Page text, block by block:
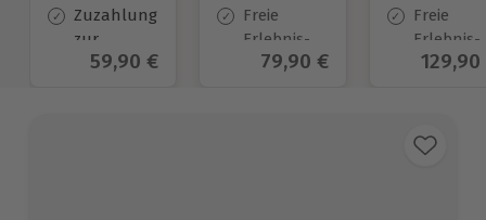
Zuzahlung
zur
Halbpension
Aktueller Preis
59,90 €
Freie
Erlebnis-
Auswahl
Aktueller Preis
79,90 €
Freie
Erlebnis-
Auswahl
129,90